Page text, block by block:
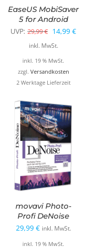
EaseUS MobiSaver
5 for Android
UVP: 29,99€ Ursprünglicher
Preis
war:
29,99 €
14,99 €
inkl. MwSt.
inkl. 19 % MwSt.
zzgl. Versandkosten
2 Werktage Lieferzeit
movavi Photo-
Profi DeNoise
29,99 € inkl. MwSt.
inkl. 19 % MwSt.